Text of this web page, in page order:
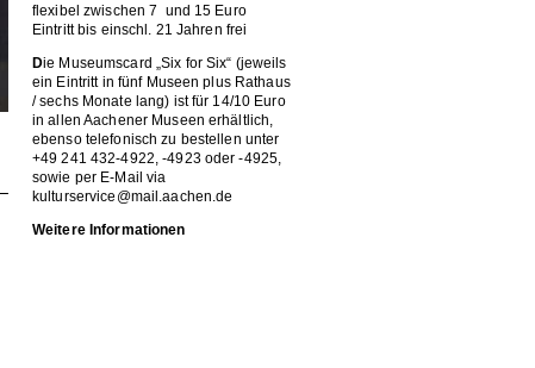
flexibel zwischen 7 und 15 Euro
Eintritt bis einschl. 21 Jahren frei
Die Museumscard „Six for Six“ (jeweils
ein Eintritt in fünf Museen plus Rathaus
/ sechs Monate lang) ist für 14/10 Euro
in allen Aachener Museen erhältlich,
ebenso telefonisch zu bestellen unter
+49 241 432-4922, -4923 oder -4925,
sowie per E-Mail via
kulturservice@mail.aachen.de
Weitere Informationen